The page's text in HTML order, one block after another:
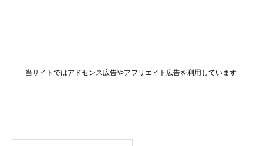
当サイトではアドセンス広告やアフリエイト広告を利用しています